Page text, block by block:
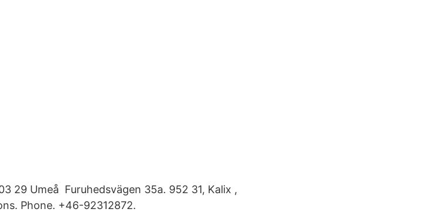
29 Umeå Furuhedsvägen 35a. 952 31, Kalix ​,
Phone. +46-92312872.